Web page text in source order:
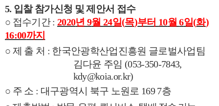
5. 입찰 참가신청 및 제안서 접수
○ 접수기간:2020년9월24일(목)부터 10월6일(화)
16:00까지
○ 제 출 처 : 한국안광학산업진흥원 글로벌사업팀
김다윤 주임 (053-350-7843,
kdy@koia.or.kr)
○ 주 소 : 대구광역시 북구 노원로 169 7층